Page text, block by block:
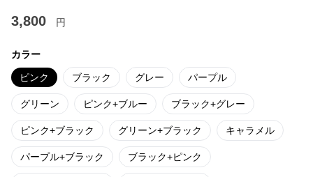
3,800 円
カラー
ピンク ブラック グレー パープル
グリーン ピンク+ブルー ブラック+グレー
ピンク+ブラック グリーン+ブラック キャラメル
パープル+ブラック ブラック+ピンク